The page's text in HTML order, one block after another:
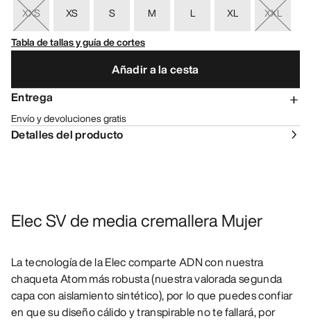
XXS XS S M L XL
XXL
Tabla de tallas y guía de cortes
Añadir a la cesta
Entrega
Envío y devoluciones gratis
Detalles del producto
Elec SV de media cremallera Mujer
La tecnología de la Elec comparte ADN con nuestra
chaqueta Atom más robusta (nuestra valorada segunda
capa con aislamiento sintético), por lo que puedes confiar
en que su diseño cálido y transpirable no te fallará, por